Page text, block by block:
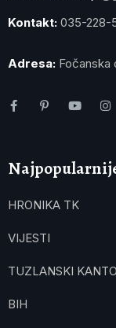
Kontakt: 035-228-
Adresa: Fočanska
HRONIKA TK
VIJESTI
TUZLANSKI
BIH